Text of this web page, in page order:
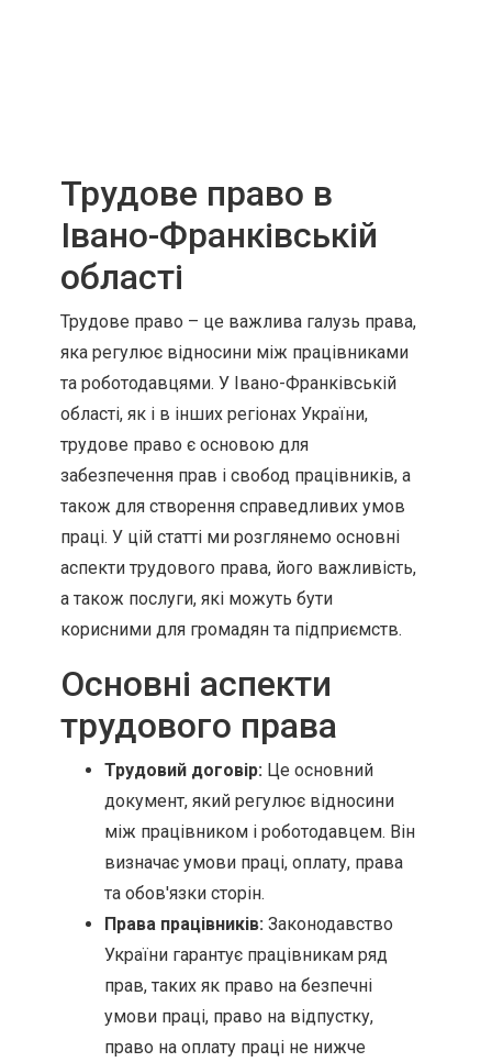
Трудове право в
Івано-Франківській
області
Трудове право – це важлива галузь права,
яка регулює відносини між працівниками
та роботодавцями. У Івано-Франківській
області, як і в інших регіонах України,
трудове право є основою для
забезпечення прав і свобод працівників, а
також для створення справедливих умов
праці. У цій статті ми розглянемо основні
аспекти трудового права, його важливість,
а також послуги, які можуть бути
корисними для громадян та підприємств.
Основні аспекти
трудового права
Трудовий договір: Це основний
документ, який регулює відносини
між працівником і роботодавцем. Він
визначає умови праці, оплату, права
та обов'язки сторін.
Права працівників: Законодавство
України гарантує працівникам ряд
прав, таких як право на безпечні
умови праці, право на відпустку,
право на оплату праці не нижче